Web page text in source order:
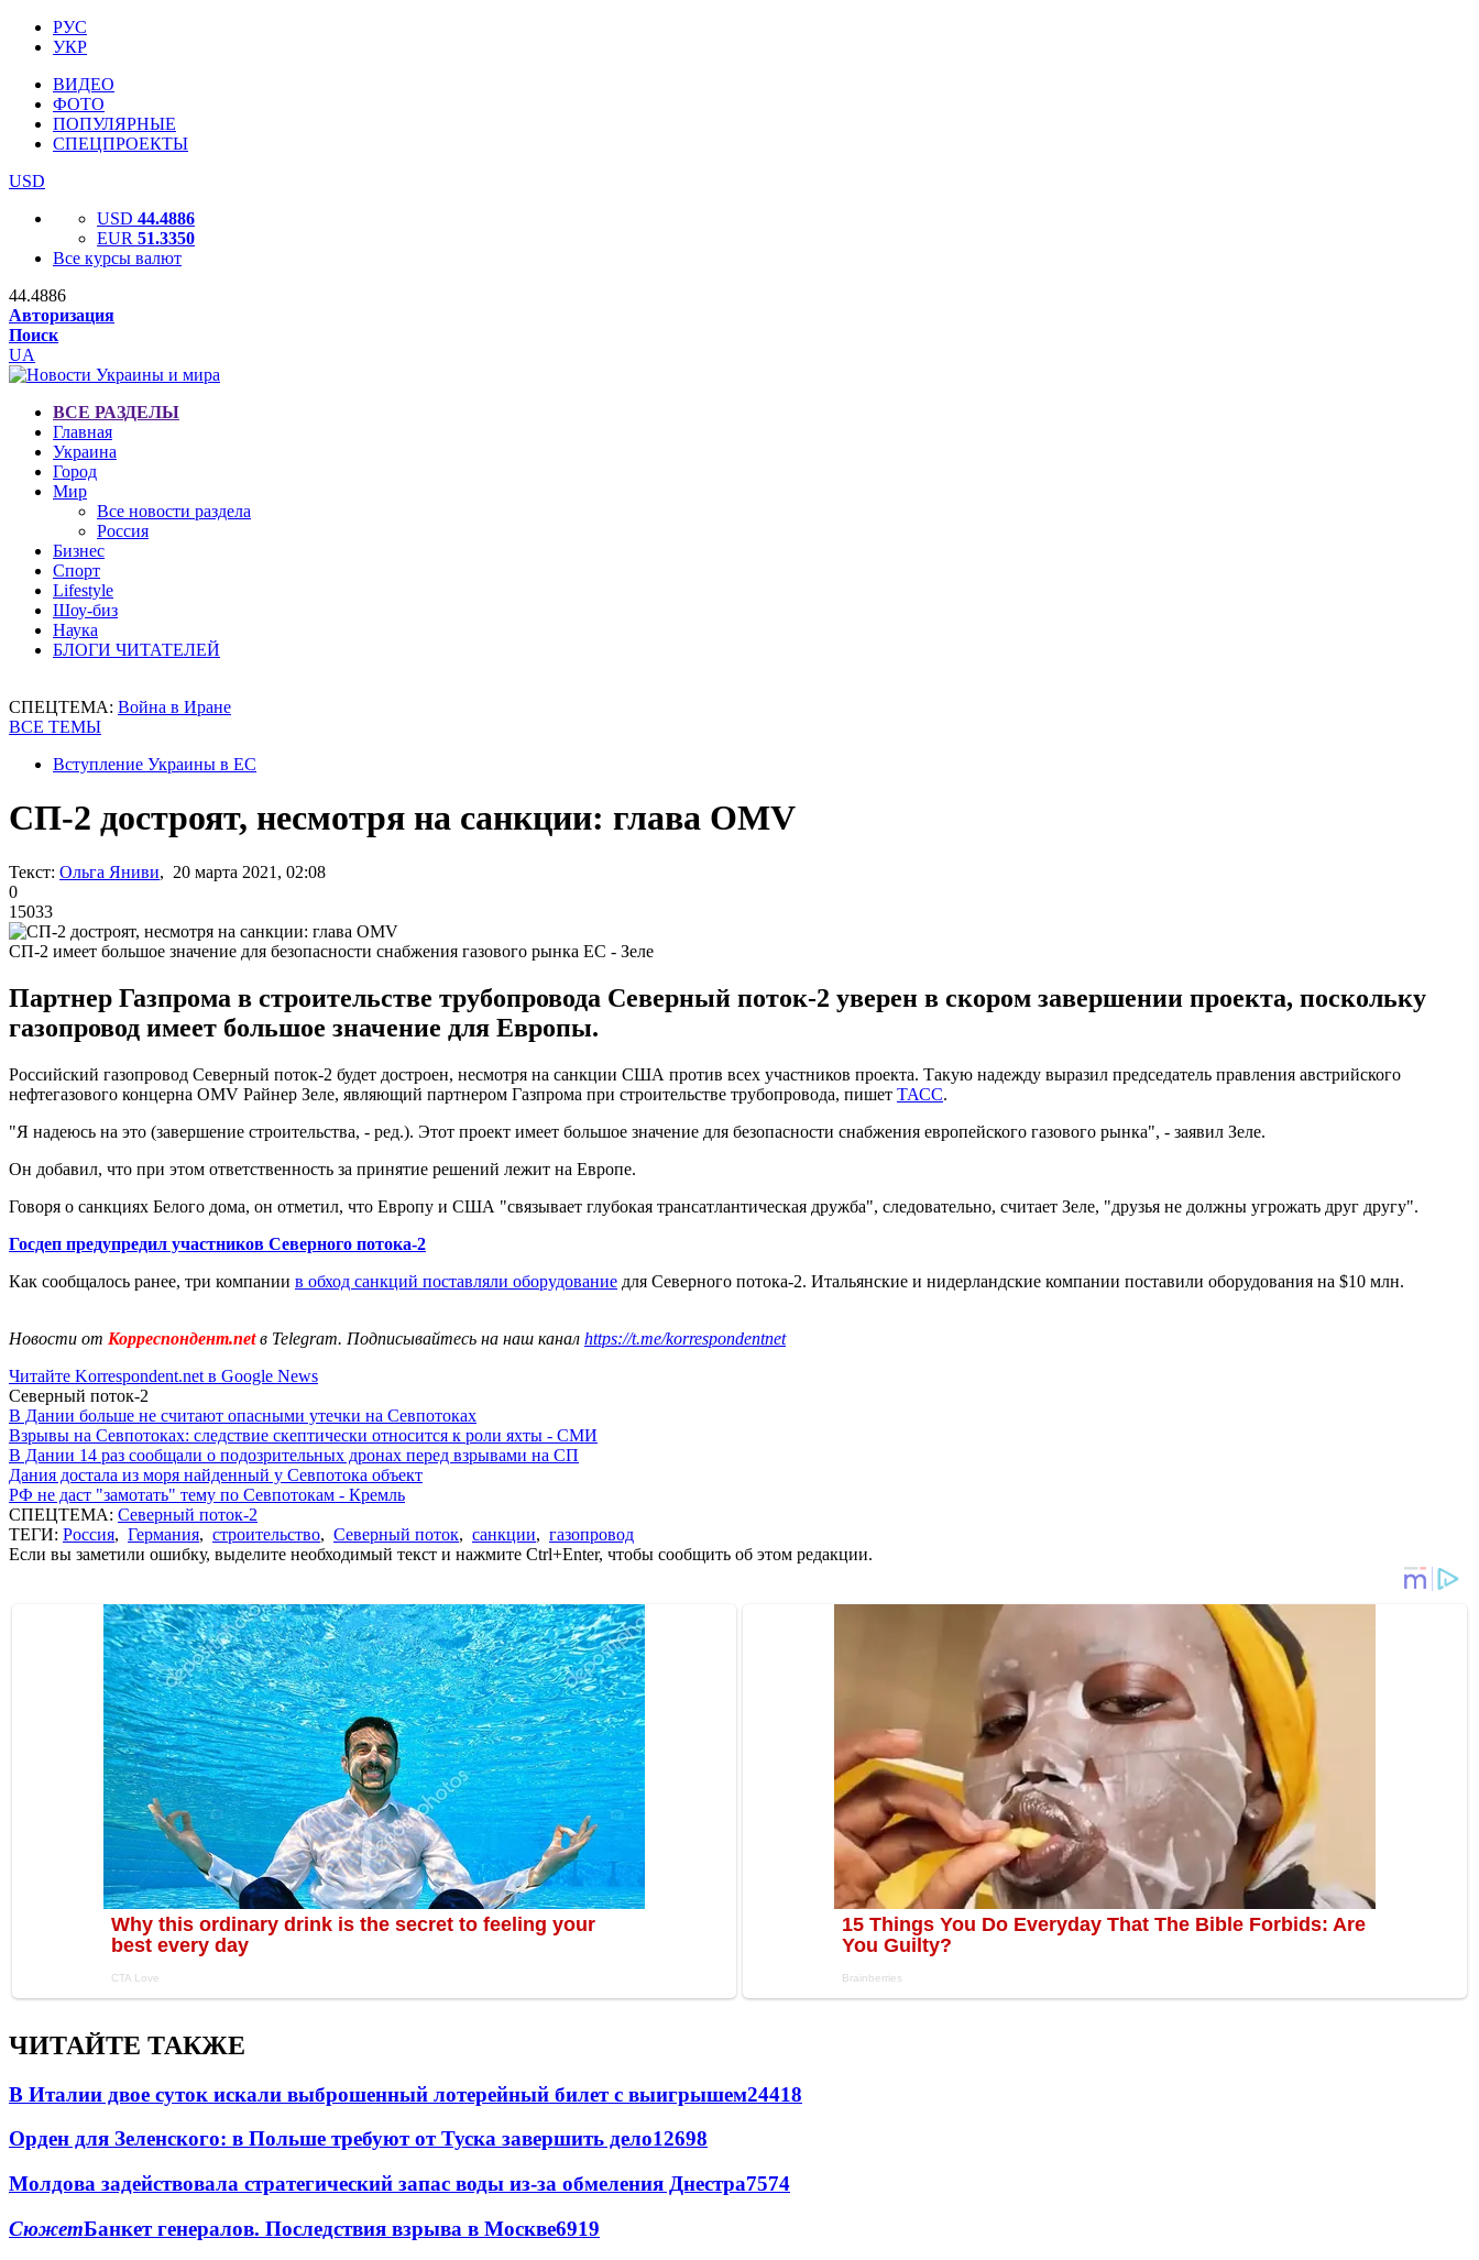
РУС
УКР
ВИДЕО
ФОТО
ПОПУЛЯРНЫЕ
СПЕЦПРОЕКТЫ
USD
USD 44.4886
EUR 51.3350
Все курсы валют
44.4886
Авторизация
Поиск
UA
ВСЕ РАЗДЕЛЫ
Главная
Украина
Город
Мир
Все новости раздела
Россия
Бизнес
Спорт
Lifestyle
Шоу-биз
Наука
БЛОГИ ЧИТАТЕЛЕЙ
СПЕЦТЕМА: Война в Иране
ВСЕ ТЕМЫ
Вступление Украины в ЕС
СП-2 достроят, несмотря на санкции: глава OMV
Текст: Ольга Яниви, 20 марта 2021, 02:08
0
15033
СП-2 имеет большое значение для безопасности снабжения газового рынка ЕС - Зеле
Партнер Газпрома в строительстве трубопровода Северный поток-2 уверен в скором завершении проекта, поскольку
газопровод имеет большое значение для Европы.
Российский газопровод Северный поток-2 будет достроен, несмотря на санкции США против всех участников проекта. Такую надежду выразил председатель правления австрийского
нефтегазового концерна OMV Райнер Зеле, являющий партнером Газпрома при строительстве трубопровода, пишет ТАСС.
"Я надеюсь на это (завершение строительства, - ред.). Этот проект имеет большое значение для безопасности снабжения европейского газового рынка", - заявил Зеле.
Он добавил, что при этом ответственность за принятие решений лежит на Европе.
Говоря о санкциях Белого дома, он отметил, что Европу и США "связывает глубокая трансатлантическая дружба", следовательно, считает Зеле, "друзья не должны угрожать друг другу".
Госдеп предупредил участников Северного потока-2
Как сообщалось ранее, три компании в обход санкций поставляли оборудование для Северного потока-2. Итальянские и нидерландские компании поставили оборудования на $10 млн.
Новости от Корреспондент.netв Telegram. Подписывайтесь на наш канал https://t.me/korrespondentnet
Читайте Korrespondent.net в Google News
Северный поток-2
В Дании больше не считают опасными утечки на Севпотоках
Взрывы на Севпотоках: следствие скептически относится к роли яхты - СМИ
В Дании 14 раз сообщали о подозрительных дронах перед взрывами на СП
Дания достала из моря найденный у Севпотока объект
РФ не даст "замотать" тему по Севпотокам - Кремль
СПЕЦТЕМА: Северный поток-2
ТЕГИ: Россия, Германия, строительство, Северный поток, санкции, газопровод
Если вы заметили ошибку, выделите необходимый текст и нажмите Ctrl+Enter, чтобы сообщить об этом редакции.
ЧИТАЙТЕ ТАКЖЕ
В Италии двое суток искали выброшенный лотерейный билет с выигрышем24418
Орден для Зеленского: в Польше требуют от Туска завершить дело12698
Молдова задействовала стратегический запас воды из-за обмеления Днестра7574
СюжетБанкет генералов. Последствия взрыва в Москве6919